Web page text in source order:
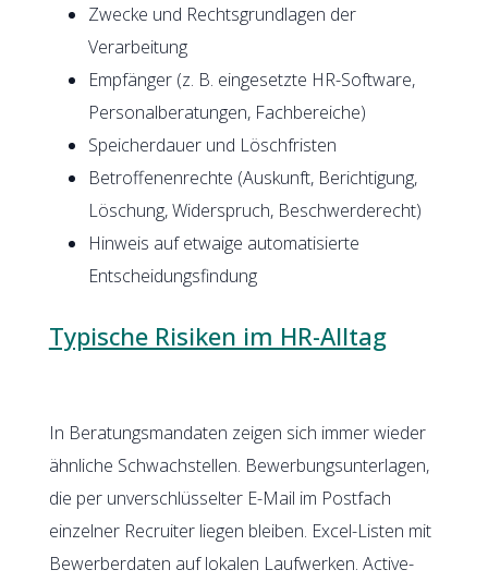
Zwecke und Rechtsgrundlagen der
Verarbeitung
Empfänger (z. B. eingesetzte HR-Software,
Personalberatungen, Fachbereiche)
Speicherdauer und Löschfristen
Betroffenenrechte (Auskunft, Berichtigung,
Löschung, Widerspruch, Beschwerderecht)
Hinweis auf etwaige automatisierte
Entscheidungsfindung
Typische Risiken im HR-Alltag
In Beratungsmandaten zeigen sich immer wieder
ähnliche Schwachstellen. Bewerbungsunterlagen,
die per unverschlüsselter E-Mail im Postfach
einzelner Recruiter liegen bleiben. Excel-Listen mit
Bewerberdaten auf lokalen Laufwerken. Active-